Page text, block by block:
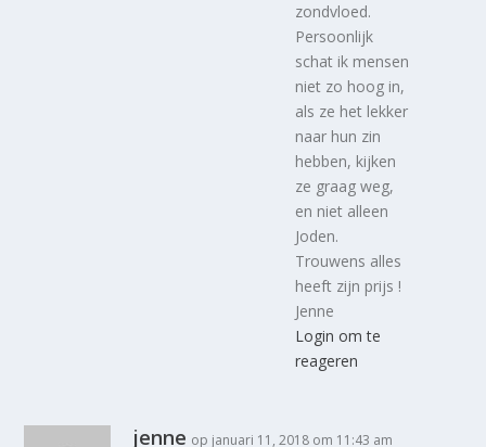
zondvloed.
Persoonlijk
schat ik mensen
niet zo hoog in,
als ze het lekker
naar hun zin
hebben, kijken
ze graag weg,
en niet alleen
Joden.
Trouwens alles
heeft zijn prijs !
Jenne
Login om te
reageren
jenne op januari 11, 2018 om 11:43 am